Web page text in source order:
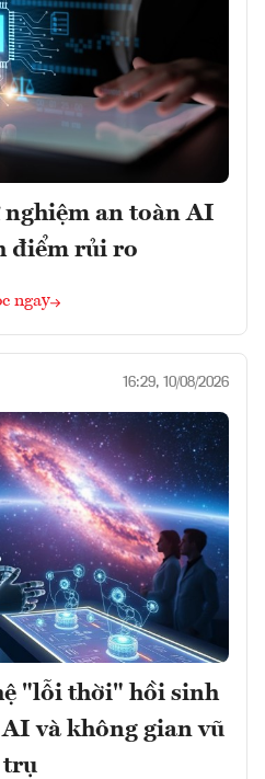
an toàn AI
điểm rủi ro
ngay
16:29, 10/08/2026
"lỗi thời" hồi sinh
và không gian vũ
trụ